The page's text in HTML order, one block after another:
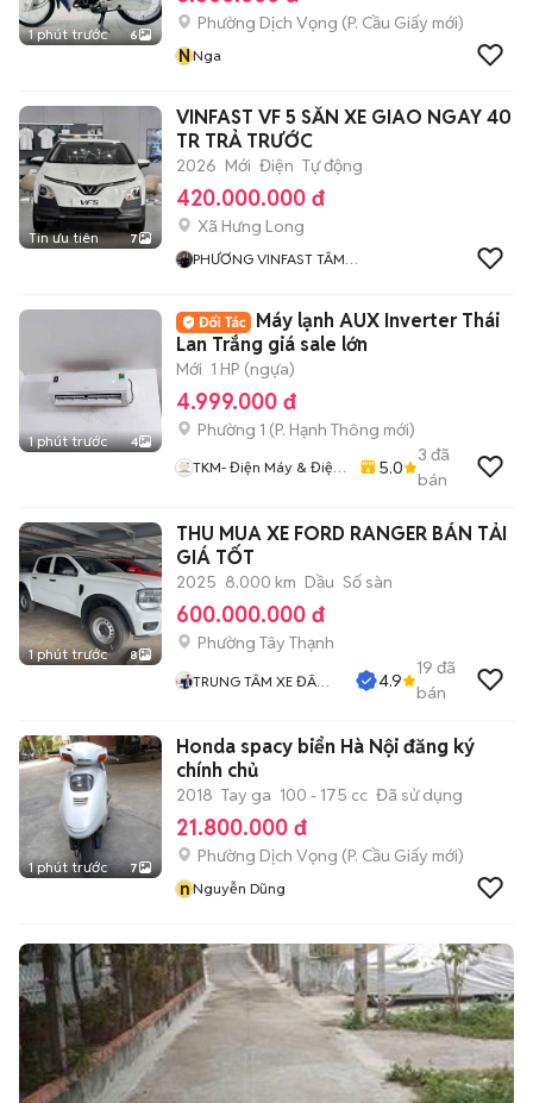
1 phút trước 6
Phường Dịch Vọng (P. Cầu Giấy mới)
NNga
Tin ưu tiên 7
VINFAST VF 5 SẴN XE GIAO NGAY 40
TR TRẢ TRƯỚC
2026 Mới Điện Tự động
420.000.000 đ
Xã Hưng Long
PHƯƠNG VINFAST TÂM
1 phút trước 4
Máy lạnh AUX Inverter Thái
Lan Trắng giá sale lớn
Mới 1 HP (ngựa)
4.999.000 đ
Phường 1 (P. Hạnh Thông mới)
TKM- Điện Máy & Điện
5.0
3 đã
bán
1 phút trước 8
THU MUA XE FORD RANGER BÁN TẢI
GIÁ TỐT
2025 8.000 km Dầu Số sàn
600.000.000 đ
Phường Tây Thạnh
TRUNG TÂM XE ĐÃ
4.9
19 đã
bán
1 phút trước 7
Honda spacy biển Hà Nội đăng ký
chính chủ
2018 Tay ga 100 - 175 cc Đã sử dụng
21.800.000 đ
Phường Dịch Vọng (P. Cầu Giấy mới)
nNguyễn Dũng